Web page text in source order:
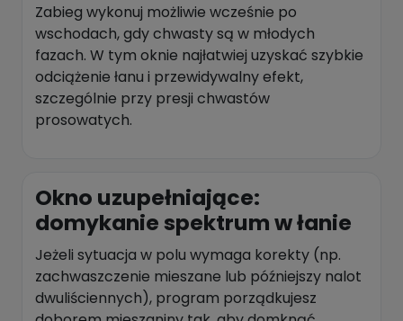
Zabieg wykonuj możliwie wcześnie po
wschodach, gdy chwasty są w młodych
fazach. W tym oknie najłatwiej uzyskać szybkie
odciążenie łanu i przewidywalny efekt,
szczególnie przy presji chwastów
prosowatych.
Okno uzupełniające:
domykanie spektrum w łanie
Jeżeli sytuacja w polu wymaga korekty (np.
zachwaszczenie mieszane lub późniejszy nalot
dwuliściennych), program porządkujesz